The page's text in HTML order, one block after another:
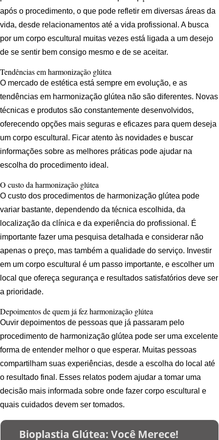
após o procedimento, o que pode refletir em diversas áreas da
vida, desde relacionamentos até a vida profissional. A busca
por um corpo escultural muitas vezes está ligada a um desejo
de se sentir bem consigo mesmo e de se aceitar.
Tendências em harmonização glútea
O mercado de estética está sempre em evolução, e as
tendências em harmonização glútea não são diferentes. Novas
técnicas e produtos são constantemente desenvolvidos,
oferecendo opções mais seguras e eficazes para quem deseja
um corpo escultural. Ficar atento às novidades e buscar
informações sobre as melhores práticas pode ajudar na
escolha do procedimento ideal.
O custo da harmonização glútea
O custo dos procedimentos de harmonização glútea pode
variar bastante, dependendo da técnica escolhida, da
localização da clínica e da experiência do profissional. É
importante fazer uma pesquisa detalhada e considerar não
apenas o preço, mas também a qualidade do serviço. Investir
em um corpo escultural é um passo importante, e escolher um
local que ofereça segurança e resultados satisfatórios deve ser
a prioridade.
Depoimentos de quem já fez harmonização glútea
Ouvir depoimentos de pessoas que já passaram pelo
procedimento de harmonização glútea pode ser uma excelente
forma de entender melhor o que esperar. Muitas pessoas
compartilham suas experiências, desde a escolha do local até
o resultado final. Esses relatos podem ajudar a tomar uma
decisão mais informada sobre onde fazer corpo escultural e
quais cuidados devem ser tomados.
Bioplastia Glútea: Você Merece!